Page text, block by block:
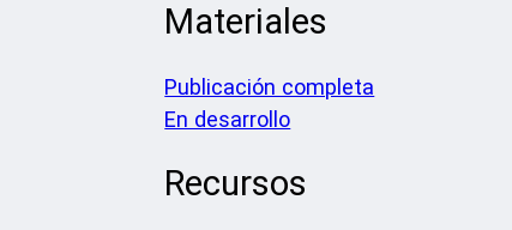
Materiales
Publicación completa
En desarrollo
Recursos